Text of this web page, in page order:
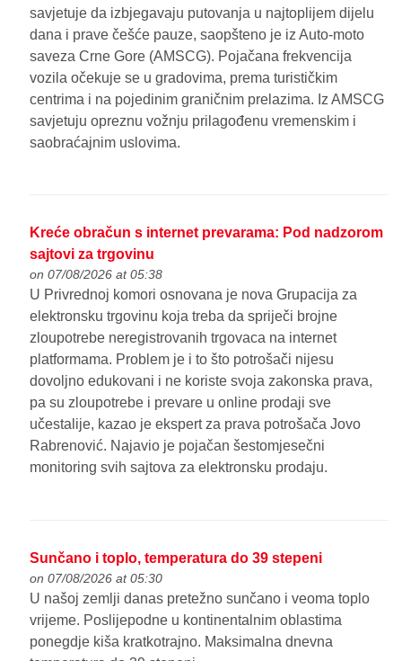
savjetuje da izbjegavaju putovanja u najtoplijem dijelu
dana i prave češće pauze, saopšteno je iz Auto-moto
saveza Crne Gore (AMSCG). Pojačana frekvencija
vozila očekuje se u gradovima, prema turističkim
centrima i na pojedinim graničnim prelazima. Iz AMSCG
savjetuju opreznu vožnju prilagođenu vremenskim i
saobraćajnim uslovima.
Kreće obračun s internet prevarama: Pod nadzorom
sajtovi za trgovinu
on 07/08/2026 at 05:38
U Privrednoj komori osnovana je nova Grupacija za
elektronsku trgovinu koja treba da spriječi brojne
zloupotrebe neregistrovanih trgovaca na internet
platformama. Problem je i to što potrošači nijesu
dovoljno edukovani i ne koriste svoja zakonska prava,
pa su zloupotrebe i prevare u online prodaji sve
učestalije, kazao je ekspert za prava potrošača Jovo
Rabrenović. Najavio je pojačan šestomjesečni
monitoring svih sajtova za elektronsku prodaju.
Sunčano i toplo, temperatura do 39 stepeni
on 07/08/2026 at 05:30
U našoj zemlji danas pretežno sunčano i veoma toplo
vrijeme. Poslijepodne u kontinentalnim oblastima
ponegdje kiša kratkotrajno. Maksimalna dnevna